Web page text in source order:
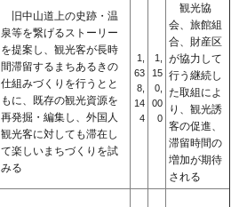
旧中山道上の史跡・温
泉等を繋げるストーリー
を提案し、観光客が長時
間滞留するまちあるきの
仕組みづくりを行うとと
もに、既存の観光資源を
再発掘・編集し、外国人
観光客に対しても滞在し
て楽しいまちづくりを試
みる
1,
63
8,
14
4
1,
15
0,
00
0
観光協
会、旅館組
合、財産区
が協力して
行う継続し
た取組によ
り、観光誘
客の促進、
滞留時間の
増加が期待
される